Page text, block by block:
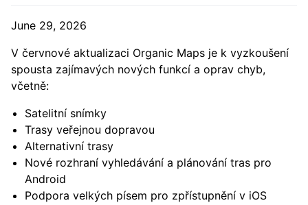
June 29, 2026
V červnové aktualizaci Organic Maps je k vyzkoušení
spousta zajímavých nových funkcí a oprav chyb,
včetně:
Satelitní snímky
Trasy veřejnou dopravou
Alternativní trasy
Nové rozhraní vyhledávání a plánování tras pro
Android
Podpora velkých písem pro zpřístupnění v iOS